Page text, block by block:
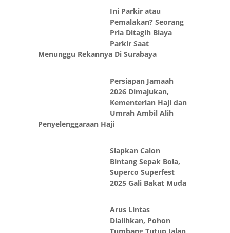
Ini Parkir atau
Pemalakan? Seorang
Pria Ditagih Biaya
Parkir Saat
Menunggu Rekannya Di Surabaya
Persiapan Jamaah
2026 Dimajukan,
Kementerian Haji dan
Umrah Ambil Alih
Penyelenggaraan Haji
Siapkan Calon
Bintang Sepak Bola,
Superco Superfest
2025 Gali Bakat Muda
Arus Lintas
Dialihkan, Pohon